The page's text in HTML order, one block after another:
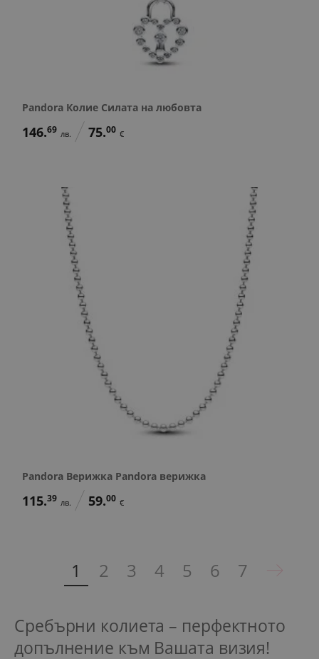
Pandora Колие Силата на любовта
146.69 лв. 75.00 €
Pandora Верижка Pandora верижка
115.39 лв. 59.00 €
1 2 3 4 5 6 7
Сребърни колиета – перфектното
допълнение към Вашата визия!